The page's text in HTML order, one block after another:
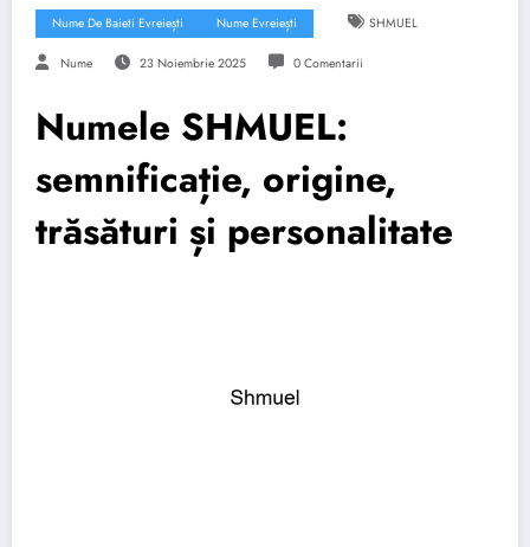
Nume De Baieti Evreiești Nume Evreiești SHMUEL
Nume 23 Noiembrie 2025 0 Comentarii
Numele SHMUEL:
semnificație, origine,
trăsături și personalitate